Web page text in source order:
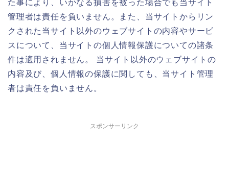
た事により、いかなる損害を被った場合でも当サイト
管理者は責任を負いません。また、当サイトからリン
クされた当サイト以外のウェブサイトの内容やサービ
スについて、当サイトの個人情報保護についての諸条
件は適用されません。 当サイト以外のウェブサイトの
内容及び、個人情報の保護に関しても、当サイト管理
者は責任を負いません。
スポンサーリンク